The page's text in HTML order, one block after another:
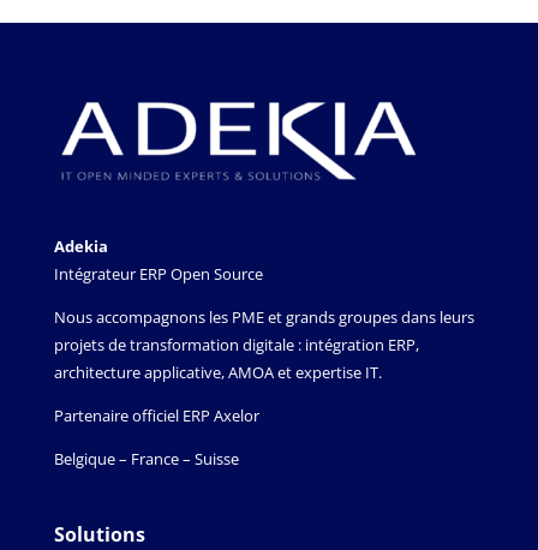
Adekia
Intégrateur ERP Open Source
Nous accompagnons les PME et grands groupes dans leurs
projets de transformation digitale : intégration ERP,
architecture applicative, AMOA et expertise IT.
Partenaire officiel ERP Axelor
Belgique – France – Suisse
Solutions